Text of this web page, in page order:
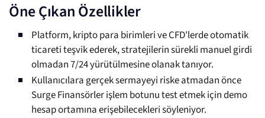
Öne Çıkan Özellikler
Platform, kripto para birimleri ve CFD'lerde otomatik
ticareti teşvik ederek, stratejilerin sürekli manuel girdi
olmadan 7/24 yürütülmesine olanak tanıyor.
Kullanıcılara gerçek sermayeyi riske atmadan önce
Surge Finansörler işlem botunu test etmek için demo
hesap ortamına erişebilecekleri söyleniyor.